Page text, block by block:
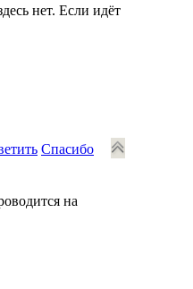
нет. Если идёт
Спасибо
на